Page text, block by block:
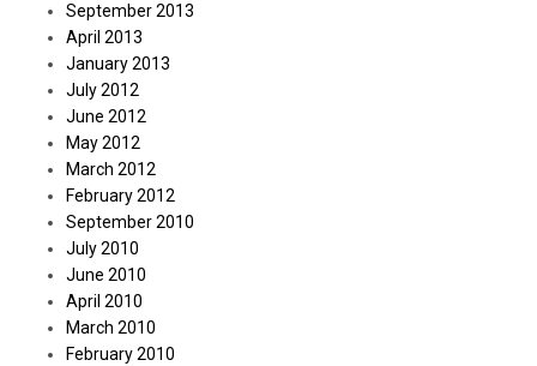
September 2013
April 2013
January 2013
July 2012
June 2012
May 2012
March 2012
February 2012
September 2010
July 2010
June 2010
April 2010
March 2010
February 2010